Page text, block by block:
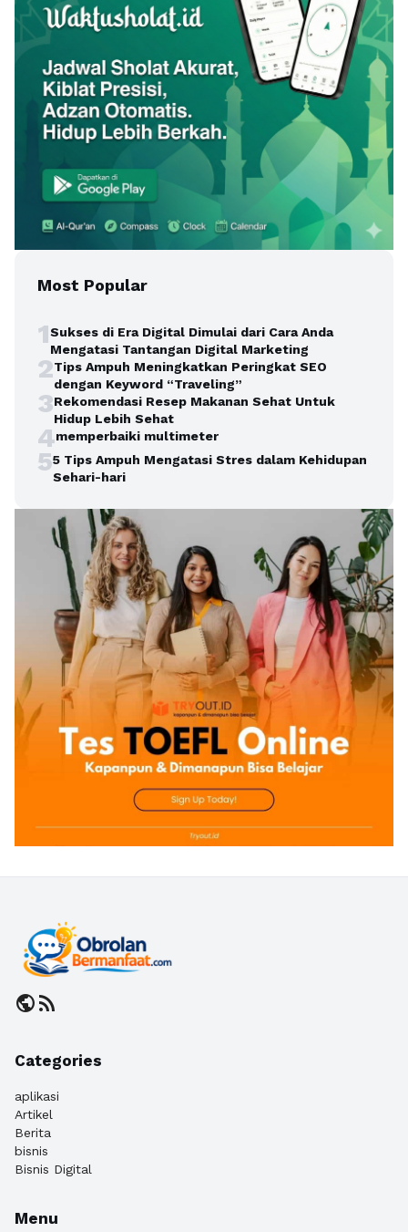
Most Popular
1Sukses di Era Digital Dimulai dari Cara Anda
Mengatasi Tantangan Digital Marketing
2Tips Ampuh Meningkatkan Peringkat SEO
dengan Keyword “Traveling”
3Rekomendasi Resep Makanan Sehat Untuk
Hidup Lebih Sehat
4memperbaiki multimeter
55 Tips Ampuh Mengatasi Stres dalam Kehidupan
Sehari-hari
publicrss_feed
Categories
aplikasi
Artikel
Berita
bisnis
Bisnis Digital
Menu